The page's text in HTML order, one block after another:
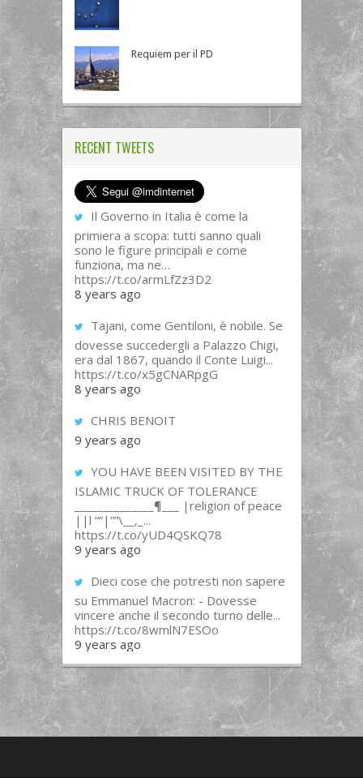
Requiem per il PD
RECENT TWEETS
Il Governo in Italia è come la
primiera a scopa: tutti sanno quali
sono le figure principali e come
funziona, ma ne…
https://t.co/armLfZz3D2
8 years ago
Tajani, come Gentiloni, è nobile. Se
dovesse succedergli a Palazzo Chigi,
era dal 1867, quando il Conte Luigi...
https://t.co/x5gCNARpgG
8 years ago
CHRIS BENOIT
9 years ago
YOU HAVE BEEN VISITED BY THE
ISLAMIC TRUCK OF TOLERANCE
______________¶___ |religion of peace
||l “”|””\__,_...
https://t.co/yUD4QSKQ78
9 years ago
Dieci cose che potresti non sapere
su Emmanuel Macron: - Dovesse
vincere anche il secondo turno delle...
https://t.co/8wmlN7ESOo
9 years ago